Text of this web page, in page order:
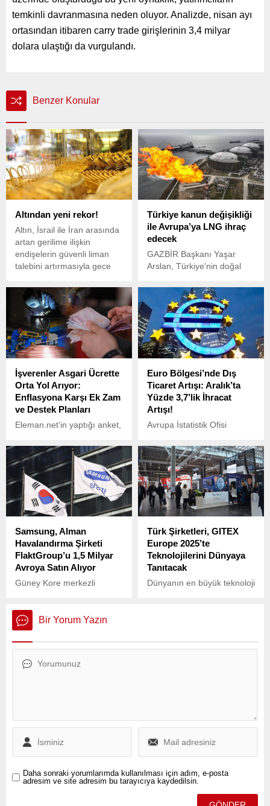
temkinli davranmasına neden oluyor. Analizde, nisan ayı
ortasından itibaren carry trade girişlerinin 3,4 milyar
dolara ulaştığı da vurgulandı.
Benzer Konular
Altından yeni rekor!
Altın, İsrail ile İran arasında
artan gerilime ilişkin
endişelerin güvenli liman
talebini artırmasıyla gece
2.400 doların üzerine kadar
çıktı. İşte çeyrek altın,
Cumhuriyet altını, ons altın
fiyatları...
Türkiye kanun değişikliği
ile Avrupa’ya LNG ihraç
edecek
GAZBİR Başkanı Yaşar
Arslan, Türkiye'nin doğal
tam merkezinde yer aldığını
belirterek, Kanun değişikliği
ile Türkiye'nin ithal ettiği
doğal gazı veya keşifler
sonucu üretilen yerli gazı
sıvılaştırarak ülkelere ihraç
İşverenler Asgari Ücrette
Orta Yol Arıyor:
Enflasyona Karşı Ek Zam
ve Destek Planları
Eleman.net’in yaptığı anket,
artışından daha fazla zam
yapmayı düşündüklerini
ortaya koydu.
Euro Bölgesi’nde Dış
Ticaret Artışı: Aralık’ta
Yüzde 3,7’lik İhracat
Artışı!
Avrupa İstatistik Ofisi
ayına ait Euro Bölgesi ve
Avrupa Birliği (AB) dış
ticaret verilerini yayımladı.
Samsung, Alman
Havalandırma Şirketi
FlaktGroup’u 1,5 Milyar
Avroya Satın Alıyor
Güney Kore merkezli
önde gelen havalandırma,
ısıtma ve iklimlendirme
sistemleri üreticisi
için 1,5 milyar avro
Türk Şirketleri, GITEX
Europe 2025’te
Teknolojilerini Dünyaya
Tanıtacak
Dünyanın en büyük teknoloji
düzenlenecek. Yapay
Bir Yorum Yazın
Daha sonraki yorumlarımda kullanılması için adım, e-posta
adresim ve site adresim bu tarayıcıya kaydedilsin.